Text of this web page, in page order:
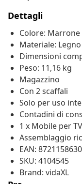
Dettagli
Colore: Marrone
Materiale:
Dimensioni
Peso: 11,16 kg
Magazzino
Con 2 scaffali
Solo per uso
Contadini di
1 x Mobile per TV
Assemblaggio
EAN:
SKU: 4104545
Brand: vidaXL